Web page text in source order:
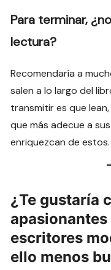
Para terminar,
lectura?
Recomendaría a
salen a lo largo del
transmitir es que
que más adecue a
enriquezcan de estos.
¿Te gustaría
escritores
ello menos